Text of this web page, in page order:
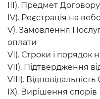
ІІІ). Предмет Договору
ІV). Реєстрація на
V). Замовлення
оплати
VІ). Строки і порядок
VІІ). Підтвердження
VІІІ). Відповідальність
ІХ). Вирішення спорів